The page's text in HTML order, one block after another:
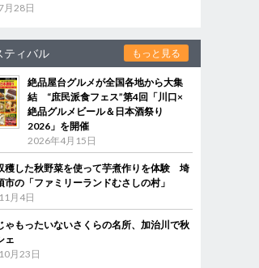
月28日
ティバル もっと見る
絶品屋台グルメが全国各地から大集
結 “庶民派食フェス”第4回「川口×
絶品グルメビール＆日本酒祭り
2026」を開催
2026年4月15日
穫した秋野菜を使って芋煮作りを体験 埼
市の「ファミリーランドむさしの村」
月4日
ゃもったいないさくらの名所、加治川で秋
ェ
月23日